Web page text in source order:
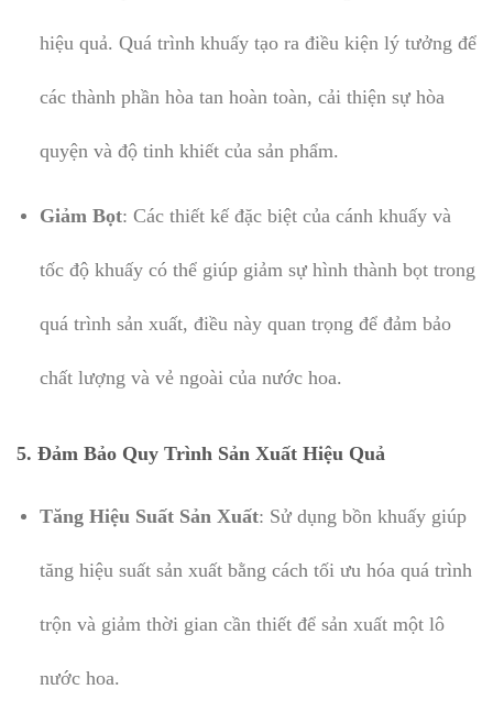
hiệu quả. Quá trình khuấy tạo ra điều kiện lý tưởng để
các thành phần hòa tan hoàn toàn, cải thiện sự hòa
quyện và độ tinh khiết của sản phẩm.
Giảm Bọt: Các thiết kế đặc biệt của cánh khuấy và
tốc độ khuấy có thể giúp giảm sự hình thành bọt trong
quá trình sản xuất, điều này quan trọng để đảm bảo
chất lượng và vẻ ngoài của nước hoa.
5. Đảm Bảo Quy Trình Sản Xuất Hiệu Quả
Tăng Hiệu Suất Sản Xuất: Sử dụng bồn khuấy giúp
tăng hiệu suất sản xuất bằng cách tối ưu hóa quá trình
trộn và giảm thời gian cần thiết để sản xuất một lô
nước hoa.